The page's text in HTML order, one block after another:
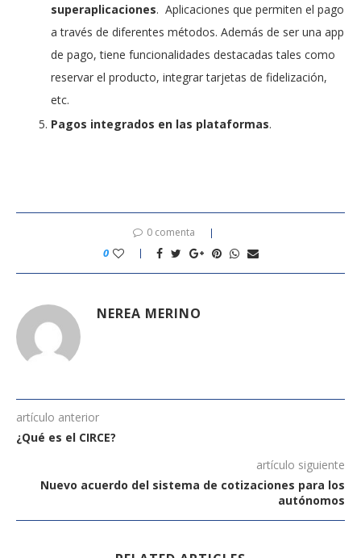
superaplicaciones. Aplicaciones que permiten el pago
a través de diferentes métodos. Además de ser una app
de pago, tiene funcionalidades destacadas tales como
reservar el producto, integrar tarjetas de fidelización,
etc.
Pagos integrados en las plataformas.
0 comenta
0
NEREA MERINO
artículo anterior
¿Qué es el CIRCE?
artículo siguiente
Nuevo acuerdo del sistema de cotizaciones para los
autónomos